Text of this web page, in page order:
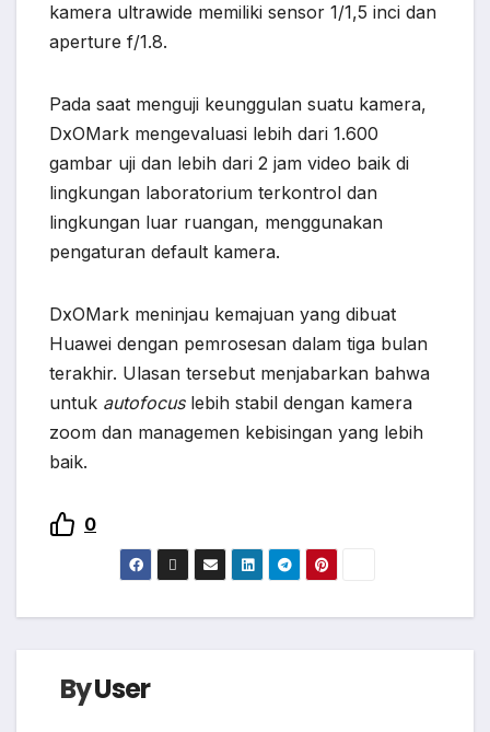
kamera ultrawide memiliki sensor 1/1,5 inci dan
aperture f/1.8.
Pada saat menguji keunggulan suatu kamera,
DxOMark mengevaluasi lebih dari 1.600
gambar uji dan lebih dari 2 jam video baik di
lingkungan laboratorium terkontrol dan
lingkungan luar ruangan, menggunakan
pengaturan default kamera.
DxOMark meninjau kemajuan yang dibuat
Huawei dengan pemrosesan dalam tiga bulan
terakhir. Ulasan tersebut menjabarkan bahwa
untuk autofocuslebih stabil dengan kamera
zoom dan managemen kebisingan yang lebih
baik.
0
ByUser